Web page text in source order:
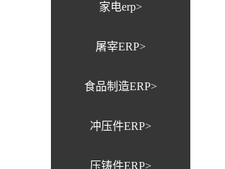
家电erp>
屠宰ERP>
食品制造ERP>
冲压件ERP>
压铸件ERP>